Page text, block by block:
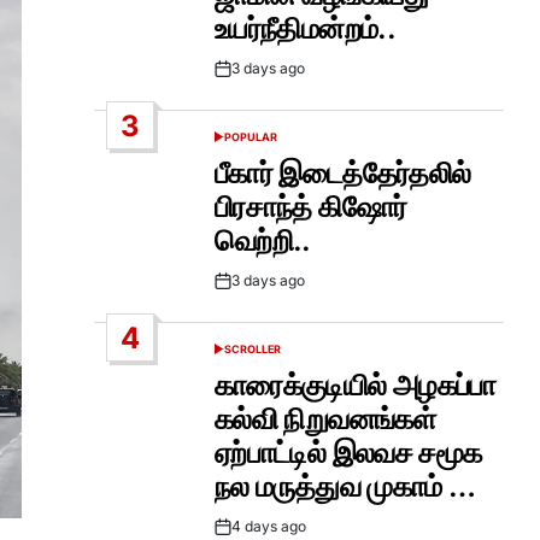
உயர்நீதிமன்றம்..
Post3 days ago
3
POSTED
POPULAR
பீகார் இடைத்தேர்தலில்
பிரசாந்த் கிஷோர்
வெற்றி..
Post3 days ago
4
POSTED
SCROLLER
காரைக்குடியில் அழகப்பா
கல்வி நிறுவனங்கள்
ஏற்பாட்டில் இலவச சமூக
நல மருத்துவ முகாம் …
Post4 days ago